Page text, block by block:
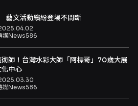
文活動繽紛登場不間斷
媒News586
師！台灣水彩大師「阿標哥」70歲大展
中心
媒News586